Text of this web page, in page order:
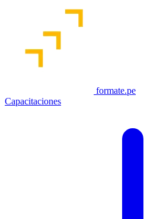
formate.pe
Capacitaciones